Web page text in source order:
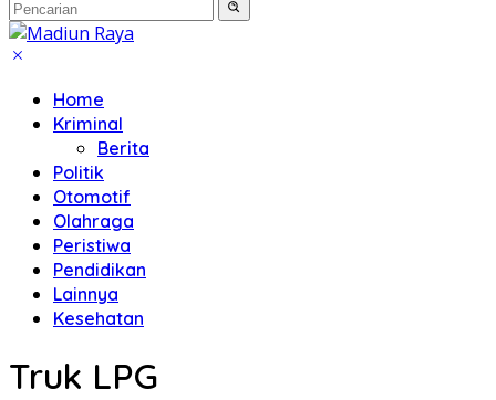
Home
Kriminal
Berita
Politik
Otomotif
Olahraga
Peristiwa
Pendidikan
Lainnya
Kesehatan
Truk LPG